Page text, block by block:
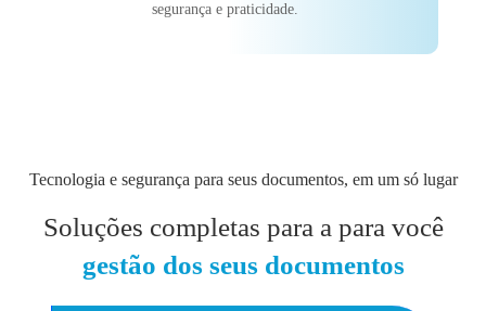
segurança e praticidade.
Tecnologia e segurança para seus documentos, em um só lugar
Soluções completas para a para você
gestão dos seus documentos